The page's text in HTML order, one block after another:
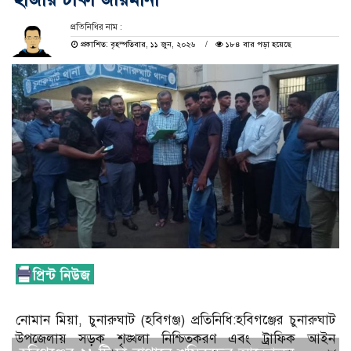
প্রতিনিধির নাম :
প্রকাশিত: বৃহস্পতিবার, ১১ জুন, ২০২৬
১৮৪ বার পড়া হয়েছে
নোমান মিয়া, চুনারুঘাট (হবিগঞ্জ) প্রতিনিধি:হবিগঞ্জের চুনারুঘাট
উপজেলায় সড়ক শৃঙ্খলা নিশ্চিতকরণ এবং ট্রাফিক আইন